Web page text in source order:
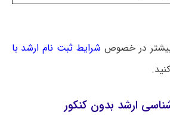
در خصوص شرایط ثبت نام ارشد با
ارشد بدون کنکور